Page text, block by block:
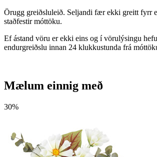
Örugg greiðsluleið. Seljandi fær ekki greitt fyrr
staðfestir móttöku.
Ef ástand vöru er ekki eins og í vörulýsingu
endurgreiðslu innan 24 klukkustunda frá
Mælum einnig með
30%